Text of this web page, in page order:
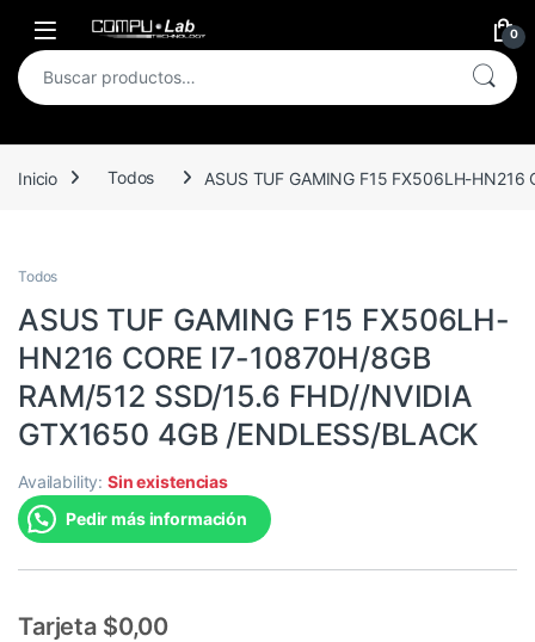
Open 0
Buscar por:
Inicio Todos ASUS TUF GAMING F15 FX506LH-
Todos
ASUS TUF GAMING F15 FX506LH-
HN216 CORE I7-10870H/8GB
RAM/512 SSD/15.6 FHD//NVIDIA
GTX1650 4GB /ENDLESS/BLACK
Availability:Sin existencias
Pedir más información
Tarjeta $0,00